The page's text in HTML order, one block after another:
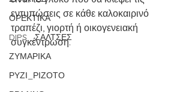
ΟΡΕΚΤΙΚΑ
DIPS _ΣΑΛΤΣΕΣ
ΖΥΜΑΡΙΚΑ
ΡΥΖΙ_ΡΙΖΟΤΟ
εντυπώσεις σε κάθε καλοκαιρινό
τραπέζι, γιορτή ή οικογενειακή
συγκέντρωση.